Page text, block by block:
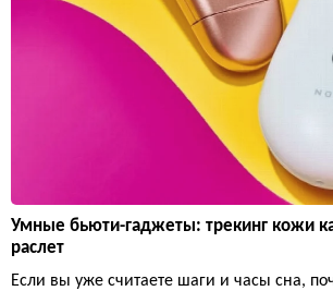
Умные бьюти-гаджеты: трекинг кожи
раслет
Если вы уже считаете шаги и часы сна,